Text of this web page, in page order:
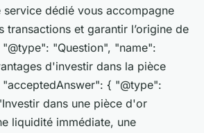
service dédié vous accompagne
transactions et garantir l’origine de
"Question", "name":
d'investir dans la pièce
{ "@type":
dans une pièce d'or
liquidité immédiate, une